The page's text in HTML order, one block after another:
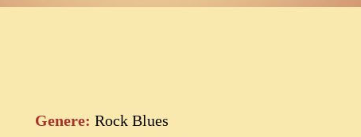
Genere: Rock Blues